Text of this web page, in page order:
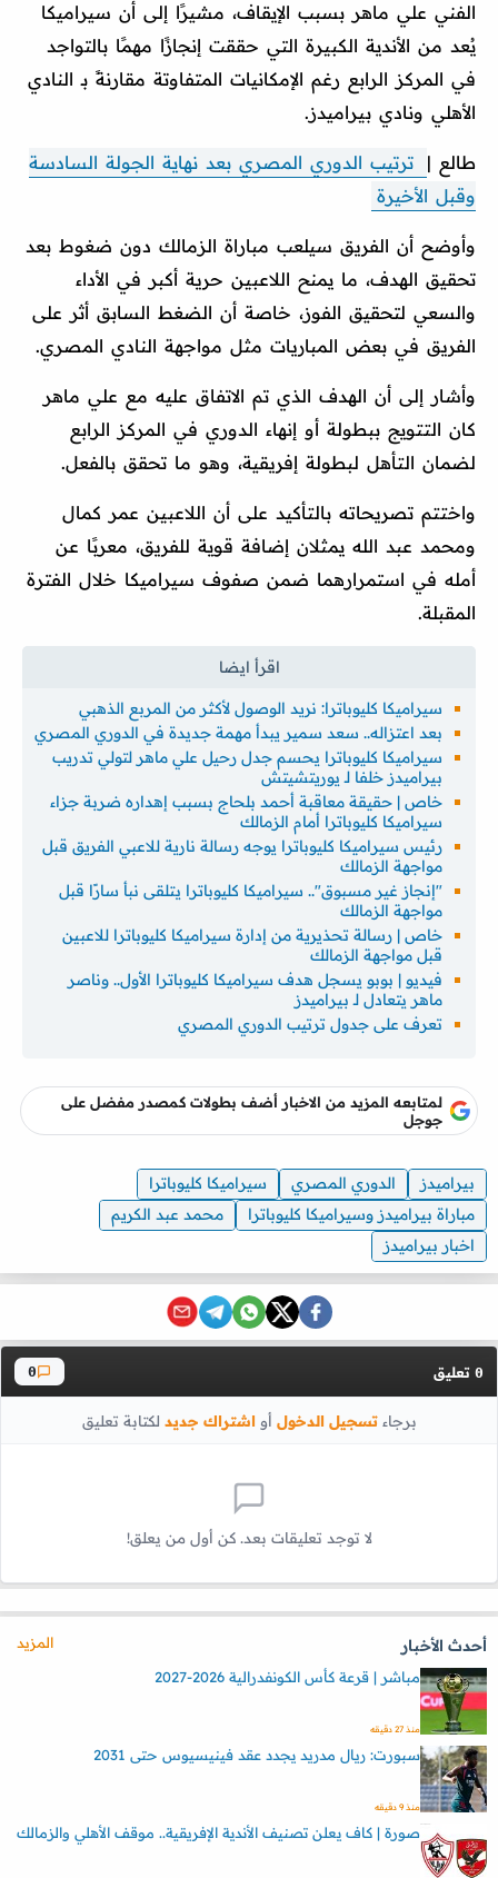
الفني علي ماهر بسبب الإيقاف، مشيرًا إلى أن سيراميكا
يُعد من الأندية الكبيرة التي حققت إنجازًا مهمًا بالتواجد
في المركز الرابع رغم الإمكانيات المتفاوتة مقارنةً بـ النادي
الأهلي ونادي بيراميدز.
طالع |
ترتيب الدوري المصري بعد نهاية الجولة السادسة
وقبل الأخيرة
وأوضح أن الفريق سيلعب مباراة الزمالك دون ضغوط بعد
تحقيق الهدف، ما يمنح اللاعبين حرية أكبر في الأداء
والسعي لتحقيق الفوز، خاصة أن الضغط السابق أثر على
الفريق في بعض المباريات مثل مواجهة النادي المصري.
وأشار إلى أن الهدف الذي تم الاتفاق عليه مع علي ماهر
كان التتويج ببطولة أو إنهاء الدوري في المركز الرابع
لضمان التأهل لبطولة إفريقية، وهو ما تحقق بالفعل.
واختتم تصريحاته بالتأكيد على أن اللاعبين عمر كمال
ومحمد عبد الله يمثلان إضافة قوية للفريق، معربًا عن
أمله في استمرارهما ضمن صفوف سيراميكا خلال الفترة
المقبلة.
سيراميكا كليوباترا: نريد الوصول لأكثر من المربع الذهبي
بعد اعتزاله.. سعد سمير يبدأ مهمة جديدة في الدوري المصري
سيراميكا كليوباترا يحسم جدل رحيل علي ماهر لتولي تدريب
بيراميدز خلفا لـ يوريتشيتش
خاص | حقيقة معاقبة أحمد بلحاج بسبب إهداره ضربة جزاء
سيراميكا كليوباترا أمام الزمالك
رئيس سيراميكا كليوباترا يوجه رسالة نارية للاعبي الفريق قبل
مواجهة الزمالك
"إنجاز غير مسبوق".. سيراميكا كليوباترا يتلقى نبأ سارًا قبل
مواجهة الزمالك
خاص | رسالة تحذيرية من إدارة سيراميكا كليوباترا للاعبين
قبل مواجهة الزمالك
فيديو | بوبو يسجل هدف سيراميكا كليوباترا الأول.. وناصر
ماهر يتعادل لـ بيراميدز
تعرف على جدول ترتيب الدوري المصري
لمتابعه المزيد من الاخبار أضف بطولات كمصدر مفضل على
جوجل
بيراميدز الدوري المصري
سيراميكا كليوباترا
مباراة بيراميدز وسيراميكا كليوباترا
محمد عبد الكريم
اخبار بيراميدز
0 تعليق 0
برجاءتسجيل الدخول أواشتراك جديد لكتابة تعليق
لا توجد تعليقات بعد. كن أول من يعلق!
أحدث الأخبار
المزيد
مباشر | قرعة كأس الكونفدرالية 2026-2027
منذ 27 دقيقه
سبورت: ريال مدريد يجدد عقد فينيسيوس حتى 2031
منذ 9 دقيقه
صورة | كاف يعلن تصنيف الأندية الإفريقية.. موقف الأهلي والزمالك